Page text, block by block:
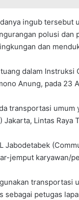
ingub tersebut
polusi dan
dan
dalam Instruksi
Anung, pada 23
transportasi umum
Jakarta, Lintas Raya
Jabodetabek
jemput karyawan/
transportasi
sebagai petugas